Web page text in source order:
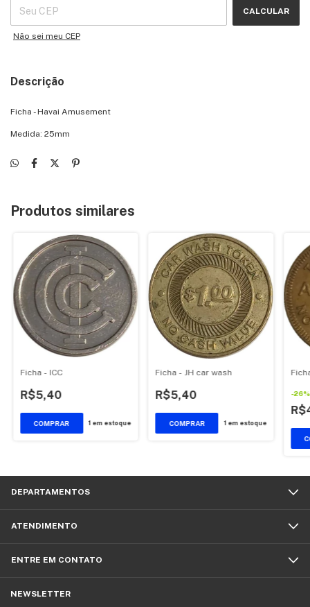
CALCULAR
Não sei meu CEP
Descrição
Ficha - Havai Amusement
Medida: 25mm
Produtos similares
Ficha - ICC
R$5,40
1 em estoque
Ficha - JH car wash
R$5,40
1 em estoque
-26
DEPARTAMENTOS
ATENDIMENTO
ENTRE EM CONTATO
NEWSLETTER